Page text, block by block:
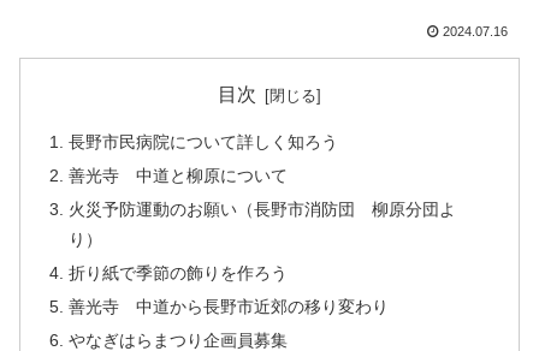
2024.07.16
目次
長野市民病院について詳しく知ろう
善光寺 中道と柳原について
火災予防運動のお願い（長野市消防団 柳原分団よ
り）
折り紙で季節の飾りを作ろう
善光寺 中道から長野市近郊の移り変わり
やなぎはらまつり企画員募集